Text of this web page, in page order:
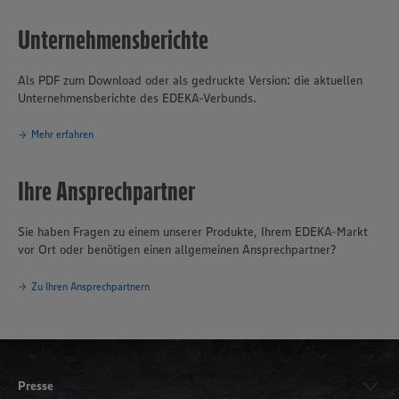
Unternehmensberichte
Als PDF zum Download oder als gedruckte Version: die aktuellen
Unternehmensberichte des EDEKA-Verbunds.
Mehr erfahren
Ihre Ansprechpartner
Sie haben Fragen zu einem unserer Produkte, Ihrem EDEKA-Markt
vor Ort oder benötigen einen allgemeinen Ansprechpartner?
Zu Ihren Ansprechpartnern
Presse